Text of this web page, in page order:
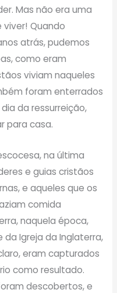
Mas não era uma
Quando
atrás, pudemos
como eram
viviam naqueles
foram enterrados
da ressurreição,
para casa.
na última
e guias cristãos
e aqueles que os
comida
naquela época,
Igreja da Inglaterra,
eram capturados
como resultado.
descobertos, e